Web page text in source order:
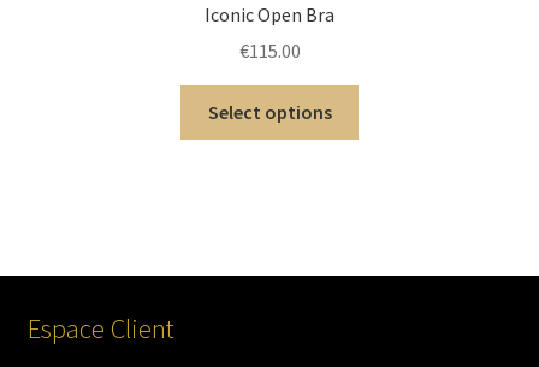
Iconic Open Bra
€115.00
Select options
Espace Client